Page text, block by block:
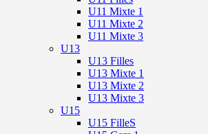
U11 Mixte 1
U11 Mixte 2
U11 Mixte 3
U13
U13 Filles
U13 Mixte 1
U13 Mixte 2
U13 Mixte 3
U15
U15 FilleS